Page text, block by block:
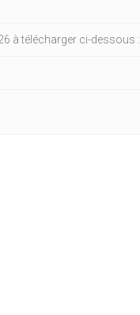
à télécharger ci-dessous :